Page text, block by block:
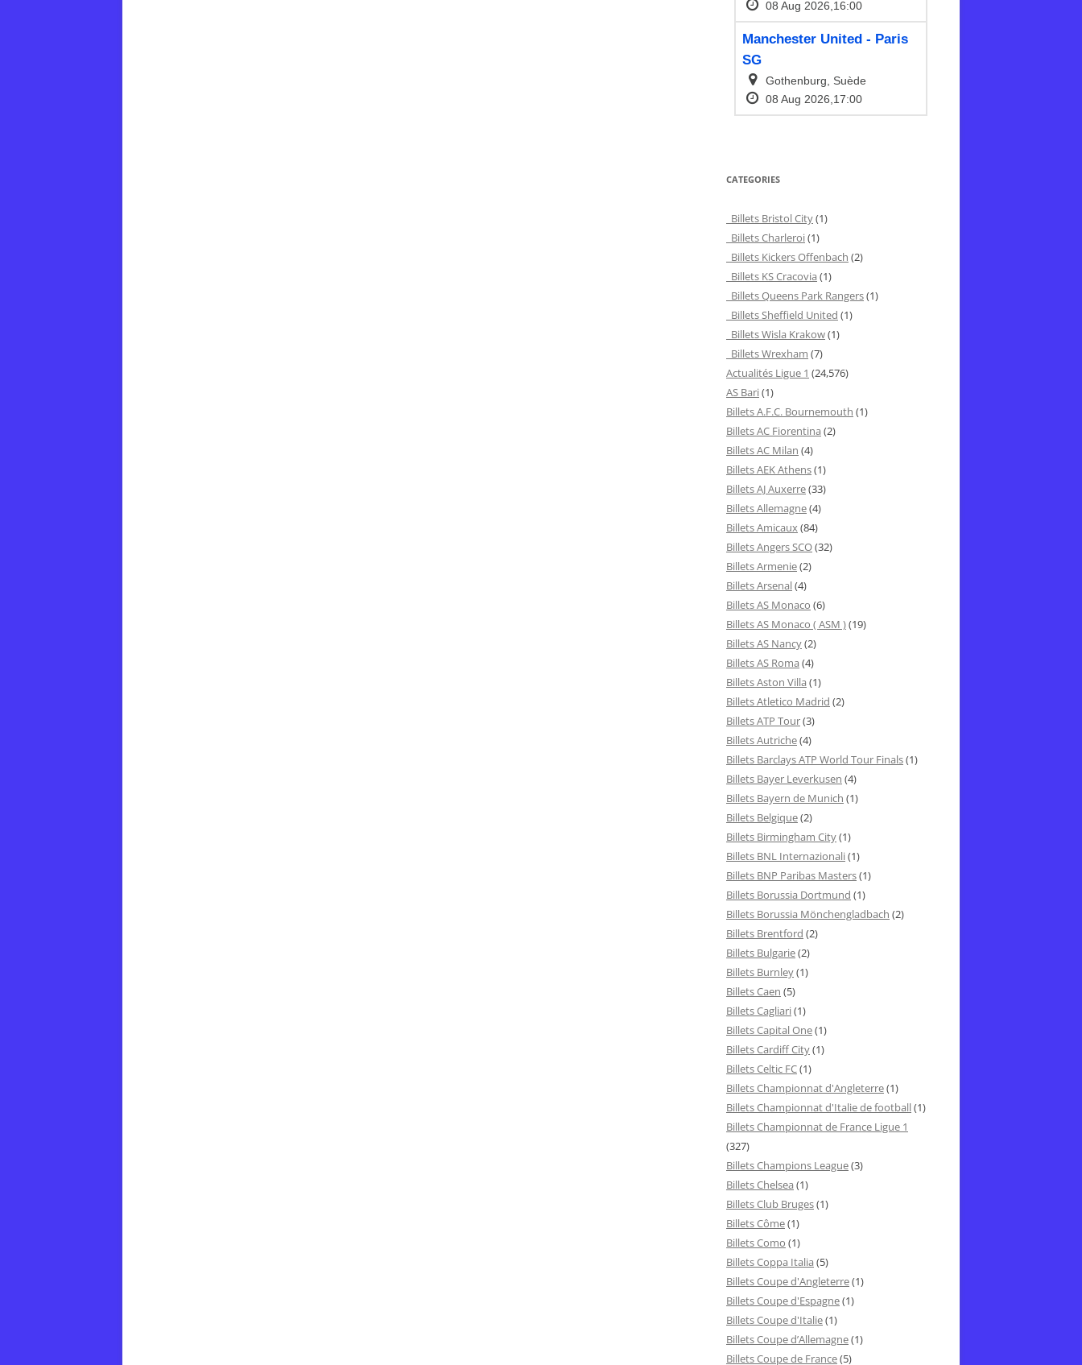
CATEGORIES
Billets Bristol City(1)
Billets Charleroi(1)
Billets Kickers Offenbach (2)
Billets KS Cracovia (1)
Billets Queens Park Rangers(1)
Billets Sheffield United (1)
Billets Wisla Krakow(1)
Billets Wrexham (7)
Actualités Ligue 1 (24,576)
AS Bari(1)
Billets A.F.C. Bournemouth (1)
Billets AC Fiorentina (2)
Billets AC Milan (4)
Billets AEK Athens(1)
Billets AJ Auxerre(33)
Billets Allemagne(4)
Billets Amicaux(84)
Billets Angers SCO(32)
Billets Armenie(2)
Billets Arsenal(4)
Billets AS Monaco (6)
Billets AS Monaco ( ASM )(19)
Billets AS Nancy(2)
Billets AS Roma (4)
Billets Aston Villa (1)
Billets Atletico Madrid (2)
Billets ATP Tour(3)
Billets Autriche(4)
Billets Barclays ATP World Tour Finals(1)
Billets Bayer Leverkusen (4)
Billets Bayern de Munich (1)
Billets Belgique(2)
Billets Birmingham City(1)
Billets BNL Internazionali(1)
Billets BNP Paribas Masters(1)
Billets Borussia Dortmund (1)
Billets Borussia Mönchengladbach (2)
Billets Brentford (2)
Billets Bulgarie(2)
Billets Burnley(1)
Billets Caen (5)
Billets Cagliari(1)
Billets Capital One(1)
Billets Cardiff City(1)
Billets Celtic FC(1)
Billets Championnat d'Angleterre(1)
Billets Championnat d'Italie de football(1)
Billets Championnat de France Ligue 1
(327)
Billets Champions League(3)
Billets Chelsea (1)
Billets Club Bruges(1)
Billets Côme(1)
Billets Como (1)
Billets Coppa Italia (5)
Billets Coupe d'Angleterre(1)
Billets Coupe d'Espagne(1)
Billets Coupe d'Italie(1)
Billets Coupe d’Allemagne(1)
Billets Coupe de France(5)